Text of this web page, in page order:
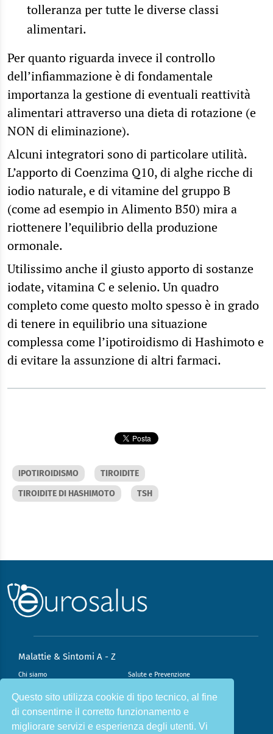
Questo sito utilizza cookie di tipo tecnico, al fine
di consentirne il corretto funzionamento e
migliorare servizi e esperienza degli utenti. Vi
tolleranza per tutte le diverse classi
alimentari.
Per quanto riguarda invece il controllo
dell’infiammazione è di fondamentale
importanza la gestione di eventuali reattività
alimentari attraverso una dieta di rotazione (e
NON di eliminazione).
Alcuni integratori sono di particolare utilità.
L’apporto di Coenzima Q10, di alghe ricche di
iodio naturale, e di vitamine del gruppo B
(come ad esempio in Alimento B50) mira a
riottenere l’equilibrio della produzione
ormonale.
Utilissimo anche il giusto apporto di sostanze
iodate, vitamina C e selenio. Un quadro
completo come questo molto spesso è in grado
di tenere in equilibrio una situazione
complessa come l’ipotiroidismo di Hashimoto e
di evitare la assunzione di altri farmaci.
IPOTIROIDISMO
TIROIDITE
TIROIDITE DI HASHIMOTO
TSH
Malattie & Sintomi A - Z
Chi siamo Salute e Prevenzione
Infiammazione e Allergia Direzione scientifica
Nutrizione e Stili di vita Sport e Benessere
Cookie Policy L’angolo del dottore